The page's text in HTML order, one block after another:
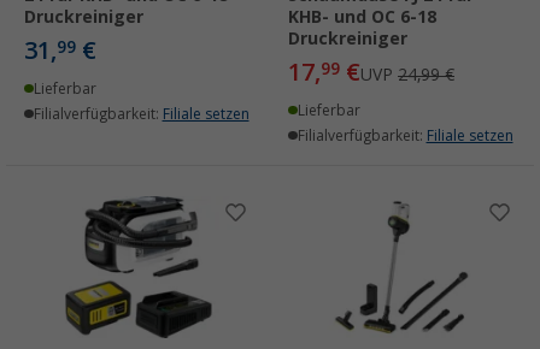
Druckreiniger
31,99 €
Lieferbar
Filialverfügbarkeit: Filiale setzen
KHB- und OC 6-18
Druckreiniger
17,99 €UVP 24,99 €
Lieferbar
Filialverfügbarkeit: Filiale setzen